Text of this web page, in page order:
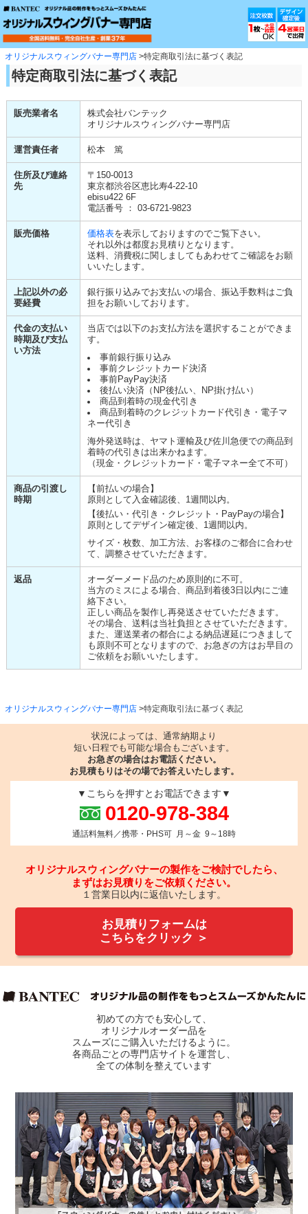
ペ
ー
ジ
先
頭
で
す。
こ
こ
か
ら
本
文
す。
オリジナルスウィングバナー専門店 特定商取引法に基づく表記
特定商取引法に基づく表記
販売業者名
株式会社バンテック
オリジナルスウィングバナー専門店
運営責任者 松本 篤
住所及び連絡
先
〒150-0013
東京都渋谷区恵比寿4-22-10
ebisu422 6F
電話番号 ： 03-6721-9823
販売価格 価格表を表示しておりますのでご覧下さい。
それ以外は都度お見積りとなります。
送料、消費税に関しましてもあわせてご確認をお願
いいたします。
上記以外の必
要経費
銀行振り込みでお支払いの場合、振込手数料はご負
担をお願いしております。
代金の支払い
時期及び支払
い方法
当店では以下のお支払方法を選択することができま
す。
事前銀行振り込み
事前クレジットカード決済
事前PayPay決済
後払い決済（NP後払い、NP掛け払い）
商品到着時の現金代引き
商品到着時のクレジットカード代引き・電子マ
ネー代引き
海外発送時は、ヤマト運輸及び佐川急便での商品到
着時の代引きは出来かねます。
（現金・クレジットカード・電子マネー全て不可）
商品の引渡し
時期
【前払いの場合】
原則として入金確認後、1週間以内。
【後払い・代引き・クレジット・PayPayの場合】
原則としてデザイン確定後、1週間以内。
サイズ・枚数、加工方法、お客様のご都合に合わせ
て、調整させていただきます。
返品
オーダーメード品のため原則的に不可。
当方のミスによる場合、商品到着後3日以内にご連
絡下さい。
正しい商品を製作し再発送させていただきます。
その場合、送料は当社負担とさせていただきます。
また、運送業者の都合による納品遅延につきまして
も原則不可となりますので、お急ぎの方はお早目の
ご依頼をお願いいたします。
オリジナルスウィングバナー専門店 特定商取引法に基づく表記
状況によっては、通常納期より
短い日程でも可能な場合もございます。
お急ぎの場合はお電話ください。
お見積もりはその場でお答えいたします。
▼こちらを押すとお電話できます▼
0120-978-384
通話料無料／携帯・PHS可 月～金 9～18時
オリジナルスウィングバナーの製作をご検討でしたら、
まずはお見積りをご依頼ください。
１営業日以内に返信いたします。
お見積りフォームは
こちらをクリック ＞
初めての方でも安心して、
オリジナルオーダー品を
スムーズにご購入いただけるように。
各商品ごとの専門店サイトを運営し、
全ての体制を整えています
こ
こ
ま
で
本
文
す。
ペ
ー
ジ
先
頭
へ
る
ペ
ー
ジ
終
わ
り
す。